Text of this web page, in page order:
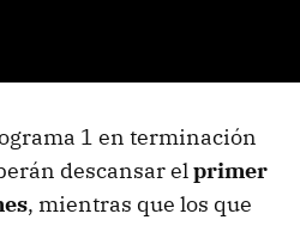
1 en terminación
descansar elprimer
, mientras que los que